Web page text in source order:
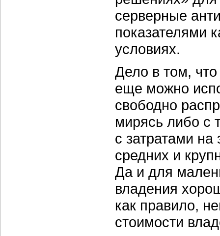
серверные
показателями
условиях.
Дело в том,
еще можно
свободно
мирясь либо с
с затратами
средних и
Да и для
владения
как правило,
стоимости